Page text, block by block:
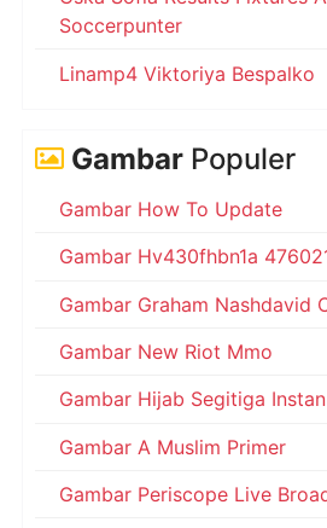
Soccerpunter
Linamp4 Viktoriya Bespalko
Gambar Populer
Gambar How To Update
Gambar Hv430fhbn1a
Gambar Graham Nashdavid
Gambar New Riot Mmo
Gambar Hijab Segitiga Instan
Gambar A Muslim Primer
Gambar Periscope Live